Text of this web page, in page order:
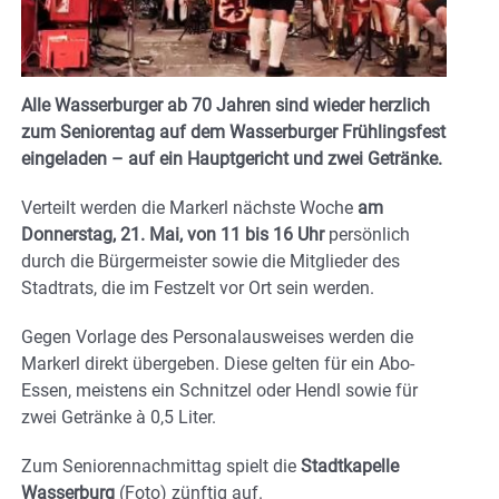
Alle Wasserburger ab 70 Jahren sind wieder herzlich
zum Seniorentag auf dem Wasserburger Frühlingsfest
eingeladen – auf ein Hauptgericht und zwei Getränke.
Verteilt werden die Markerl nächste Woche am
Donnerstag, 21. Mai, von 11 bis 16 Uhrpersönlich
durch die Bürgermeister sowie die Mitglieder des
Stadtrats, die im Festzelt vor Ort sein werden.
Gegen Vorlage des Personalausweises werden die
Markerl direkt übergeben. Diese gelten für ein Abo-
Essen, meistens ein Schnitzel oder Hendl sowie für
zwei Getränke à 0,5 Liter.
Zum Seniorennachmittag spielt die Stadtkapelle
Wasserburg (Foto) zünftig auf.